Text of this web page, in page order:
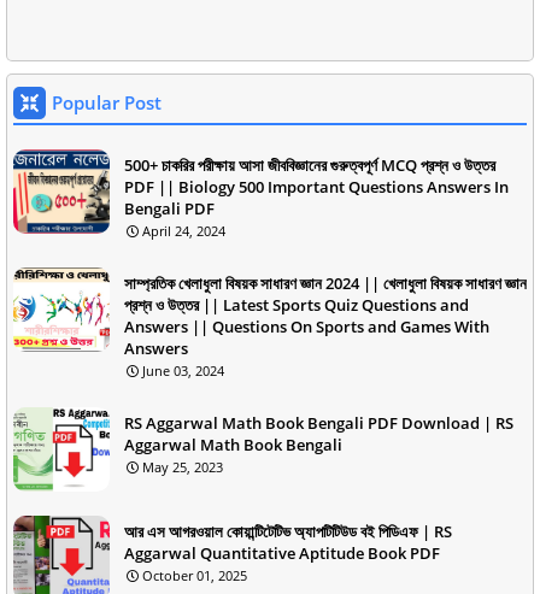
Popular Post
500+ চাকরির পরীক্ষায় আসা জীববিজ্ঞানের গুরুত্বপূর্ণ MCQ প্রশ্ন ও উত্তর
PDF || Biology 500 Important Questions Answers In
Bengali PDF
April 24, 2024
সাম্প্রতিক খেলাধুলা বিষয়ক সাধারণ জ্ঞান 2024 || খেলাধুলা বিষয়ক সাধারণ জ্ঞান
প্রশ্ন ও উত্তর || Latest Sports Quiz Questions and
Answers || Questions On Sports and Games With
Answers
June 03, 2024
RS Aggarwal Math Book Bengali PDF Download | RS
Aggarwal Math Book Bengali
May 25, 2023
আর এস আগরওয়াল কোয়ান্টিটেটিভ অ্যাপটিটিউড বই পিডিএফ | RS
Aggarwal Quantitative Aptitude Book PDF
October 01, 2025